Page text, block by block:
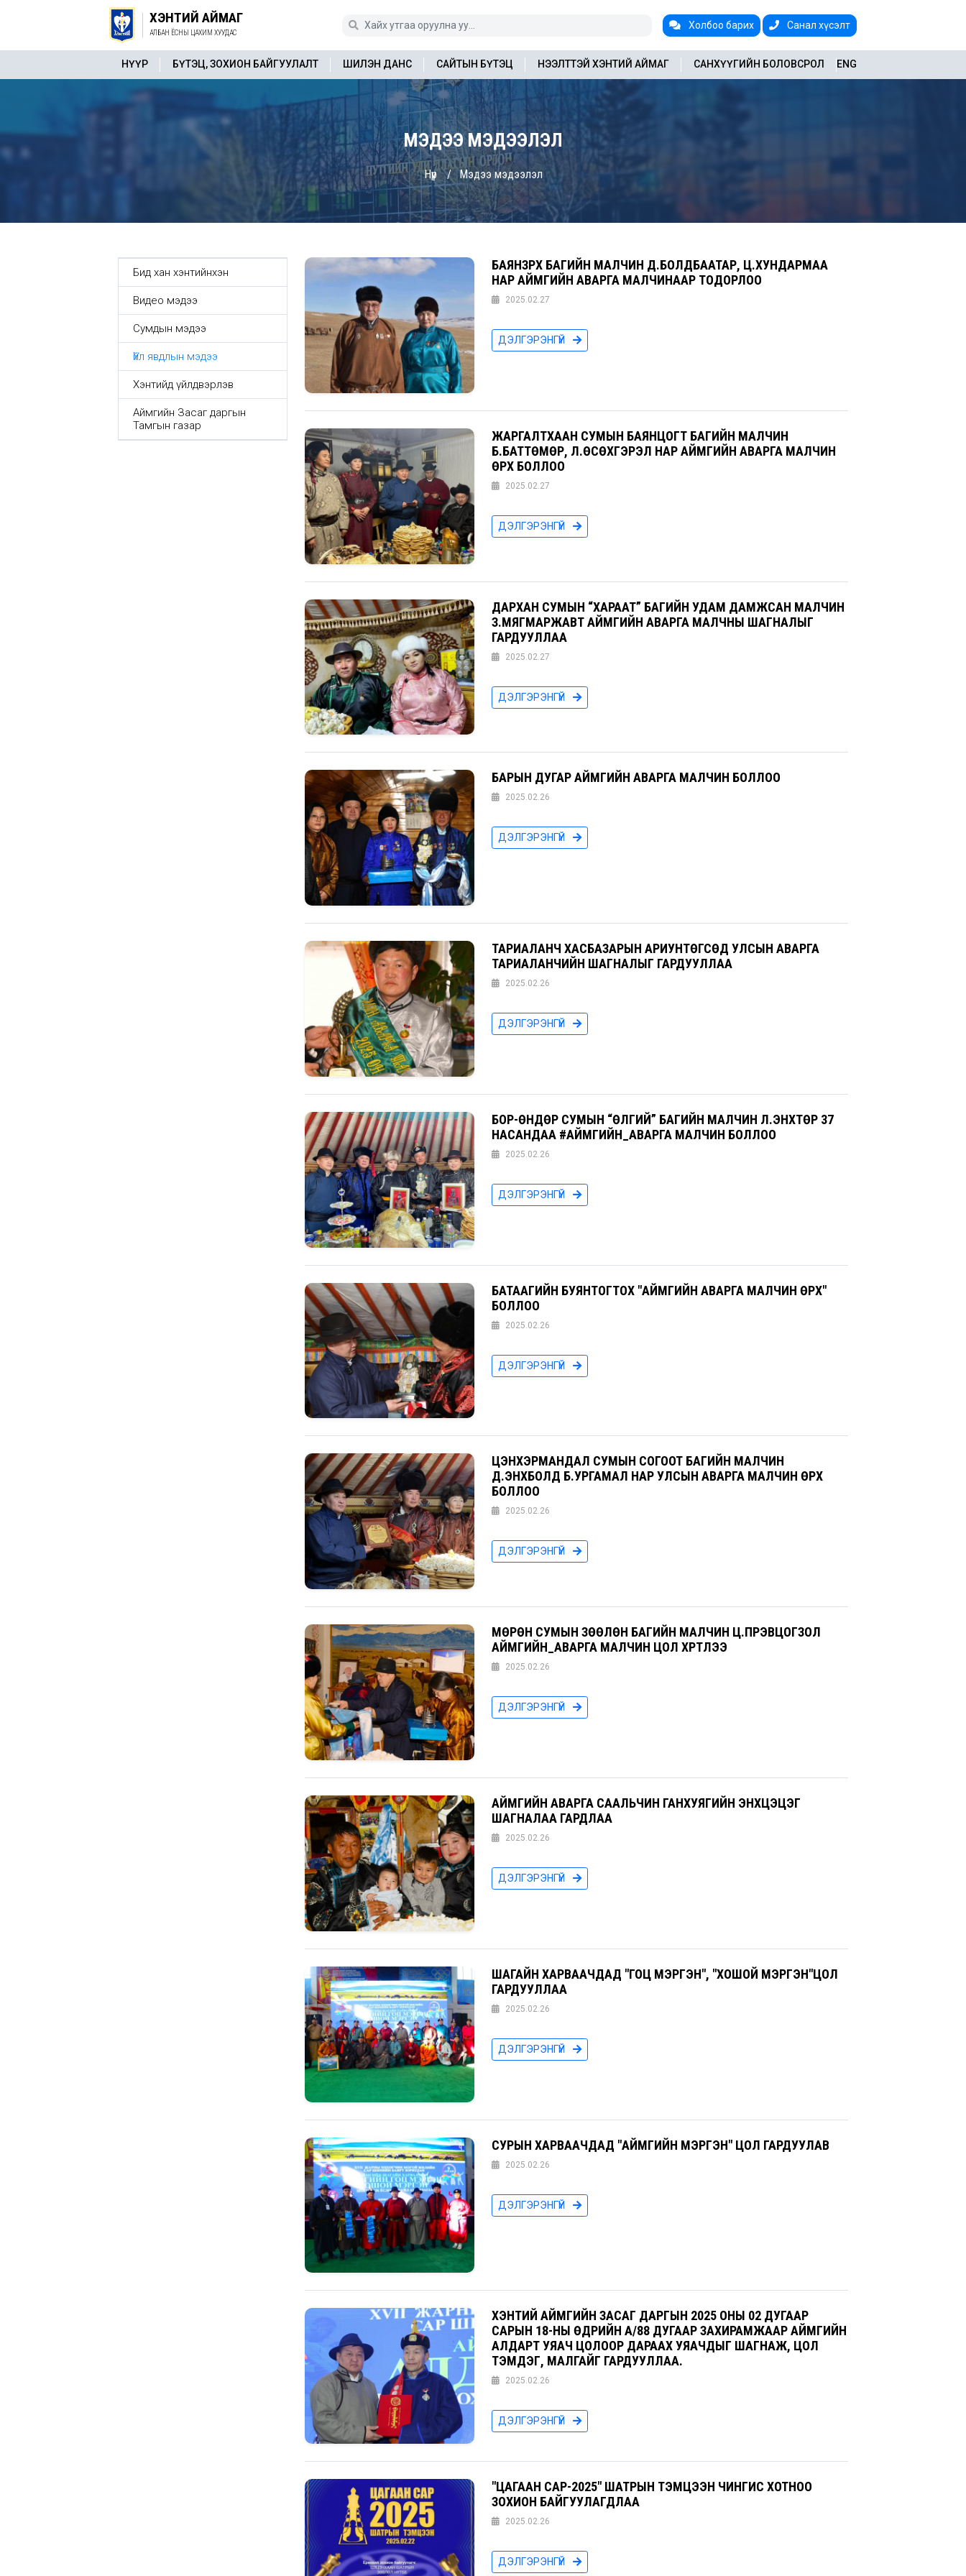
Холбоо барих Санал хүсэлт
ХЭНТИЙ АЙМАГ
АЛБАН ЁСНЫ ЦАХИМ ХУУДАС
ENG
НҮҮР БҮТЭЦ, ЗОХИОН БАЙГУУЛАЛТ ШИЛЭН ДАНС САЙТЫН БҮТЭЦ НЭЭЛТТЭЙ ХЭНТИЙ АЙМАГ САНХҮҮГИЙН БОЛОВСРОЛ
МЭДЭЭ МЭДЭЭЛЭЛ
Нүүр Мэдээ мэдээлэл
Бид хан хэнтийнхэн
Видео мэдээ
Сумдын мэдээ
Үйл явдлын мэдээ
Хэнтийд үйлдвэрлэв
Аймгийн Засаг даргын
Тамгын газар
БАЯНЗҮРХ БАГИЙН МАЛЧИН Д.БОЛДБААТАР, Ц.ХУНДАРМАА
НАР АЙМГИЙН АВАРГА МАЛЧИНААР ТОДОРЛОО
2025.02.27
ДЭЛГЭРЭНГҮЙ
ЖАРГАЛТХААН СУМЫН БАЯНЦОГТ БАГИЙН МАЛЧИН
Б.БАТТӨМӨР, Л.ӨСӨХГЭРЭЛ НАР АЙМГИЙН АВАРГА МАЛЧИН
ӨРХ БОЛЛОО
2025.02.27
ДЭЛГЭРЭНГҮЙ
ДАРХАН СУМЫН “ХАРААТ” БАГИЙН УДАМ ДАМЖСАН МАЛЧИН
З.МЯГМАРЖАВТ АЙМГИЙН АВАРГА МАЛЧНЫ ШАГНАЛЫГ
ГАРДУУЛЛАА
2025.02.27
ДЭЛГЭРЭНГҮЙ
БАРЫН ДУГАР АЙМГИЙН АВАРГА МАЛЧИН БОЛЛОО
2025.02.26
ДЭЛГЭРЭНГҮЙ
ТАРИАЛАНЧ ХАСБАЗАРЫН АРИУНТӨГСӨД УЛСЫН АВАРГА
ТАРИАЛАНЧИЙН ШАГНАЛЫГ ГАРДУУЛЛАА
2025.02.26
ДЭЛГЭРЭНГҮЙ
БОР-ӨНДӨР СУМЫН “ӨЛГИЙ” БАГИЙН МАЛЧИН Л.ЭНХТӨР 37
НАСАНДАА #АЙМГИЙН_АВАРГА МАЛЧИН БОЛЛОО
2025.02.26
ДЭЛГЭРЭНГҮЙ
БАТААГИЙН БУЯНТОГТОХ "АЙМГИЙН АВАРГА МАЛЧИН ӨРХ"
БОЛЛОО
2025.02.26
ДЭЛГЭРЭНГҮЙ
ЦЭНХЭРМАНДАЛ СУМЫН СОГООТ БАГИЙН МАЛЧИН
Д.ЭНХБОЛД Б.УРГАМАЛ НАР УЛСЫН АВАРГА МАЛЧИН ӨРХ
БОЛЛОО
2025.02.26
ДЭЛГЭРЭНГҮЙ
МӨРӨН СУМЫН ЗӨӨЛӨН БАГИЙН МАЛЧИН Ц.ПҮРЭВЦОГЗОЛ
АЙМГИЙН_АВАРГА МАЛЧИН ЦОЛ ХҮРТЛЭЭ
2025.02.26
ДЭЛГЭРЭНГҮЙ
АЙМГИЙН АВАРГА СААЛЬЧИН ГАНХУЯГИЙН ЭНХЦЭЦЭГ
ШАГНАЛАА ГАРДЛАА
2025.02.26
ДЭЛГЭРЭНГҮЙ
ШАГАЙН ХАРВААЧДАД "ГОЦ МЭРГЭН", "ХОШОЙ МЭРГЭН"ЦОЛ
ГАРДУУЛЛАА
2025.02.26
ДЭЛГЭРЭНГҮЙ
СУРЫН ХАРВААЧДАД "АЙМГИЙН МЭРГЭН" ЦОЛ ГАРДУУЛАВ
2025.02.26
ДЭЛГЭРЭНГҮЙ
ХЭНТИЙ АЙМГИЙН ЗАСАГ ДАРГЫН 2025 ОНЫ 02 ДУГААР
САРЫН 18-НЫ ӨДРИЙН А/88 ДУГААР ЗАХИРАМЖААР АЙМГИЙН
АЛДАРТ УЯАЧ ЦОЛООР ДАРААХ УЯАЧДЫГ ШАГНАЖ, ЦОЛ
ТЭМДЭГ, МАЛГАЙГ ГАРДУУЛЛАА.
2025.02.26
ДЭЛГЭРЭНГҮЙ
"ЦАГААН САР-2025" ШАТРЫН ТЭМЦЭЭН ЧИНГИС ХОТНОО
ЗОХИОН БАЙГУУЛАГДЛАА
2025.02.26
ДЭЛГЭРЭНГҮЙ